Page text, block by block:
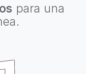
para una